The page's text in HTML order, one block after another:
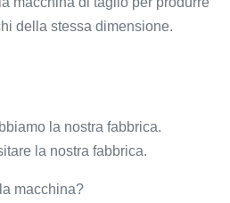
della stessa dimensione.
la nostra fabbrica.
la nostra fabbrica.
macchina?